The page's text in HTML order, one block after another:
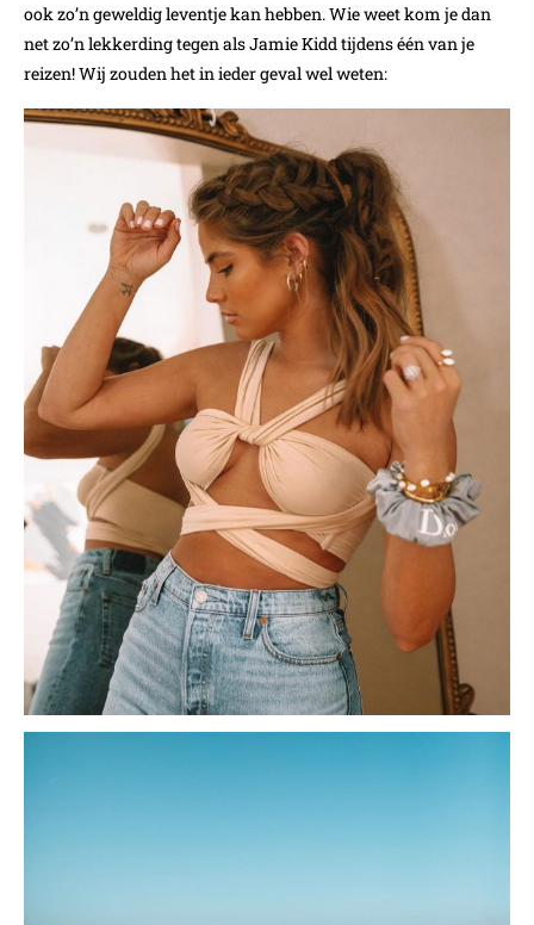
ook zo’n geweldig leventje kan hebben. Wie weet kom je dan
net zo’n lekkerding tegen als Jamie Kidd tijdens één van je
reizen! Wij zouden het in ieder geval wel weten: